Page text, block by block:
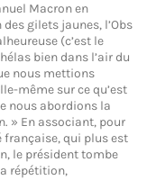
Macron en
gilets jaunes, l’Obs
(c’est le
bien dans l’air du
nous mettions
même sur ce qu’est
nous abordions la
» En associant, pour
française, qui plus est
le président tombe
répétition,